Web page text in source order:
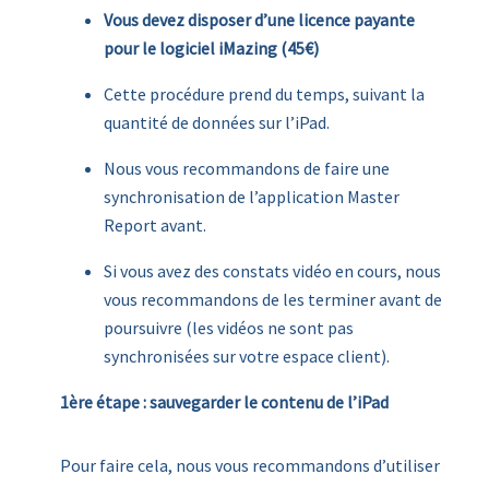
Vous devez disposer d’une licence payante
pour le logiciel iMazing (45€)
Cette procédure prend du temps, suivant la
quantité de données sur l’iPad.
Nous vous recommandons de faire une
synchronisation de l’application Master
Report avant.
Si vous avez des constats vidéo en cours, nous
vous recommandons de les terminer avant de
poursuivre (les vidéos ne sont pas
synchronisées sur votre espace client).
1ère étape : sauvegarder le contenu de l’iPad
Pour faire cela, nous vous recommandons d’utiliser